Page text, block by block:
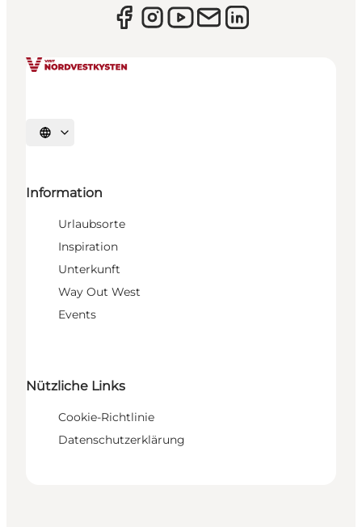
Sprache auswählen
Information
Urlaubsorte
Inspiration
Unterkunft
Way Out West
Events
Nützliche Links
Cookie-Richtlinie
Datenschutzerklärung